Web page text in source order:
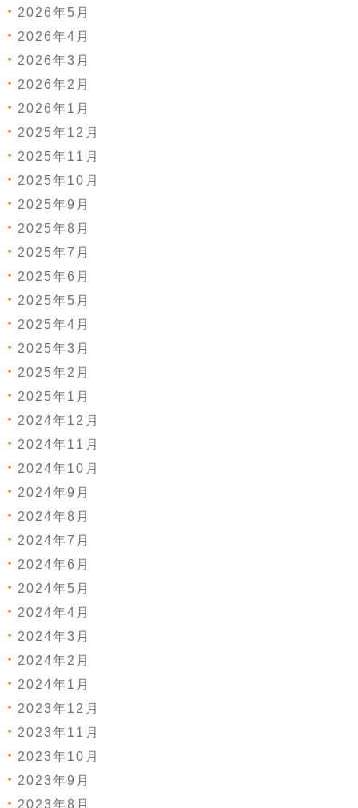
2026年5月
2026年4月
2026年3月
2026年2月
2026年1月
2025年12月
2025年11月
2025年10月
2025年9月
2025年8月
2025年7月
2025年6月
2025年5月
2025年4月
2025年3月
2025年2月
2025年1月
2024年12月
2024年11月
2024年10月
2024年9月
2024年8月
2024年7月
2024年6月
2024年5月
2024年4月
2024年3月
2024年2月
2024年1月
2023年12月
2023年11月
2023年10月
2023年9月
2023年8月